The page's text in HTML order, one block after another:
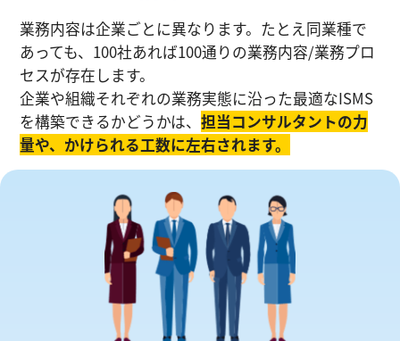
業務内容は企業ごとに異なります。たとえ同業種で
あっても、100社あれば100通りの業務内容/業務プロ
セスが存在します。
企業や組織それぞれの業務実態に沿った最適なISMS
を構築できるかどうかは、担当コンサルタントの⼒
量や、かけられる工数に左右されます。